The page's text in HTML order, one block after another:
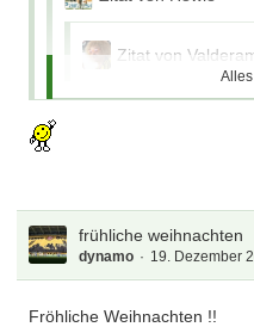
Zitat von
wäre diese
endlich geklärt
frühliche weihnachten
dynamo 19. Dezember
Fröhliche Weihnachten !!